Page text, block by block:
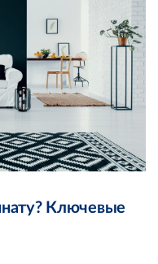
Ключевые